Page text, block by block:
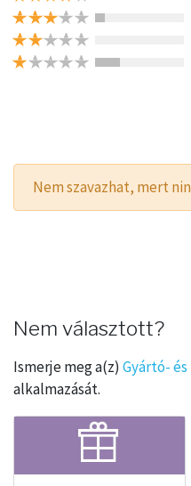
Nem szavazhat, mert
Nem választott?
Ismerje meg a(z) Gyártó-
alkalmazását.